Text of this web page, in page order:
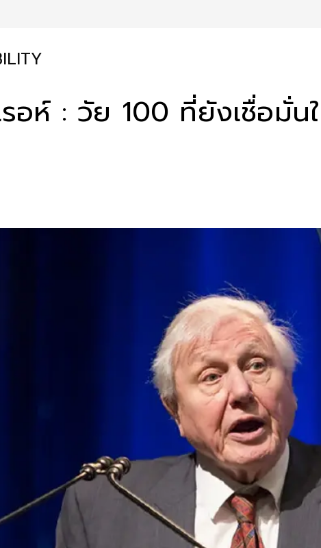
อห์ : วัย 100 ที่ยังเชื่อมั่น